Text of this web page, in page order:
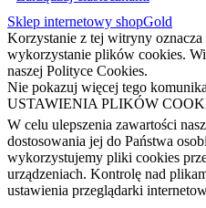
Sklep internetowy shopGold
Korzystanie z tej witryny
wykorzystanie plików cookies.
naszej Polityce Cookies.
Nie pokazuj więcej tego
USTAWIENIA PLIKÓW
W celu ulepszenia zawartości
dostosowania jej do Państwa
wykorzystujemy pliki cookies
urządzeniach. Kontrolę nad
ustawienia przeglądarki